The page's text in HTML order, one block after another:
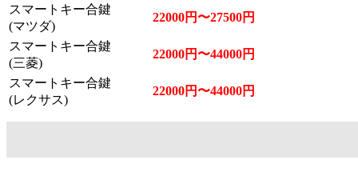
スマートキー合鍵
(マツダ)
22000円〜27500円
スマートキー合鍵
(三菱)
22000円〜44000円
スマートキー合鍵
(レクサス)
22000円〜44000円